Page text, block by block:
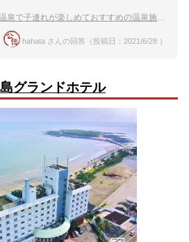
で子連れが楽しめておすすめの温泉施設を教えて！
hahata さんの回答（投稿日：2021/6/28 ）
グランドホテル